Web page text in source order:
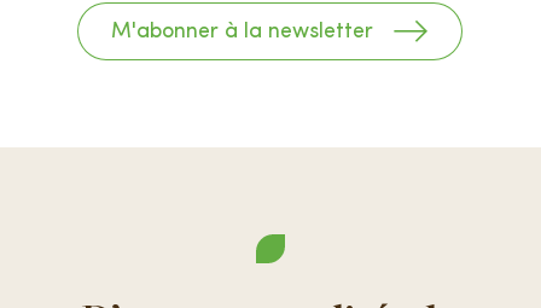
M'abonner à la newsletter